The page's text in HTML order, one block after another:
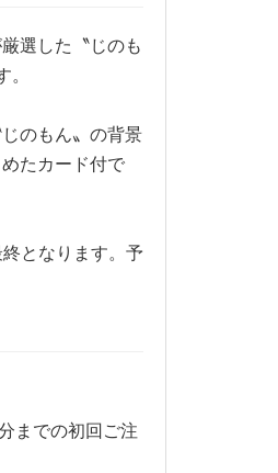
選した〝じのも
のもん〟の背景
たカード付で
となります。予
までの初回ご注